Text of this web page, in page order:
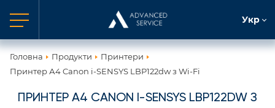
Укр
Головна Продукти
Принтери
Принтер А4 Canon i-SENSYS LBP122dw з Wi-Fi
ПРИНТЕР А4 CANON I-SENSYS LBP122DW З